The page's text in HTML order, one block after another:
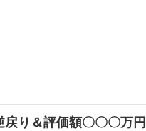
戻り＆評価額〇〇〇万